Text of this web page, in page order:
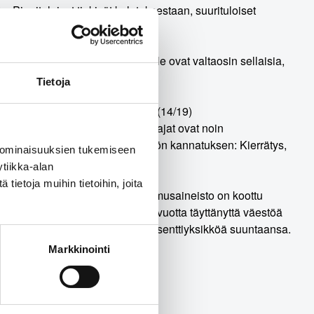
Tietoja
tukemiseen
alan
tietoja muihin tietoihin, joita
Markkinointi
Pienituloiset tinkivät kulutuksestaan, suurituloiset
kysytystä 19:sta (9/19). Ne ovat valtaosin sellaisia,
luvun energiakriisistä.
(15/19) ja vasemmistoliiton (14/19)
puolueiden (8/19) kannattajat ovat noin
ilmastotekoa sai enemmistön kannatuksen: Kierrätys,
toteutti Kantar TNS Oy. Tutkimusaineisto on koottu
edustavat maamme 18–79 vuotta täyttänyttä väestöä
vajaat kolme prosenttiyksikköä suuntaansa.